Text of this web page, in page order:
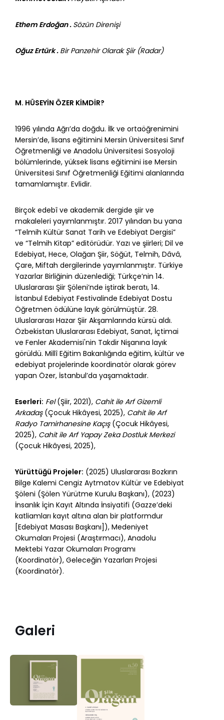
Ethem Erdoğan . Sözün Direnişi
Oğuz Ertürk . Bir Panzehir Olarak Şiir (Radar)
M. HÜSEYİN ÖZER KİMDİR?
1996 yılında Ağrı’da doğdu. İlk ve ortaöğrenimini
Mersin’de, lisans eğitimini Mersin Üniversitesi Sınıf
Öğretmenliği ve Anadolu Üniversitesi Sosyoloji
bölümlerinde, yüksek lisans eğitimini ise Mersin
Üniversitesi Sınıf Öğretmenliği Eğitimi alanlarında
tamamlamıştır. Evlidir.
Birçok edebî ve akademik dergide şiir ve
makaleleri yayımlanmıştır. 2017 yılından bu yana
“Telmih Kültür Sanat Tarih ve Edebiyat Dergisi”
ve “Telmih Kitap” editörüdür. Yazı ve şiirleri; Dil ve
Edebiyat, Hece, Olağan Şiir, Söğüt, Telmih, Dâvâ,
Çare, Miftah dergilerinde yayımlanmıştır. Türkiye
Yazarlar Birliğinin düzenlediği; Türkçe’nin 14.
Uluslararası Şiir Şöleni’nde iştirak beratı, 14.
İstanbul Edebiyat Festivalinde Edebiyat Dostu
Öğretmen ödülüne layık görülmüştür. 28.
Uluslararası Hazar Şiir Akşamlarında kürsü aldı.
Özbekistan Uluslararası Edebiyat, Sanat, İçtimai
ve Fenler Akademisi'nin Takdir Nişanına layık
görüldü. Millî Eğitim Bakanlığında eğitim, kültür ve
edebiyat projelerinde koordinatör olarak görev
yapan Özer, İstanbul’da yaşamaktadır.
Eserleri: Fel(Şiir, 2021), Cahit ile Arf Gizemli
Arkadaş(Çocuk Hikâyesi, 2025), Cahit ile Arf
Radyo Tamirhanesine Kaçış(Çocuk Hikâyesi,
2025), Cahit ile Arf Yapay Zeka Dostluk Merkezi
(Çocuk Hikâyesi, 2025),
Yürüttüğü Projeler: (2025) Uluslararası Bozkırın
Bilge Kalemi Cengiz Aytmatov Kültür ve Edebiyat
Şöleni (Şölen Yürütme Kurulu Başkanı), (2023)
İnsanlık İçin Kayıt Altında İnsiyatifi (Gazze’deki
katliamları kayıt altına alan bir platformdur
[Edebiyat Masası Başkanı]), Medeniyet
Okumaları Projesi (Araştırmacı), Anadolu
Mektebi Yazar Okumaları Programı
(Koordinatör), Geleceğin Yazarları Projesi
(Koordinatör).
Galeri